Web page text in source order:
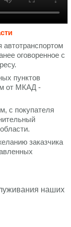
автотранспортом
оговоренное с
пунктов
от МКАД -
с покупателя
заказчика
наших